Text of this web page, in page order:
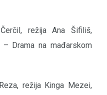
režija Ana Šifiliš,
Drama na mađarskom
režija Kinga Mezei,